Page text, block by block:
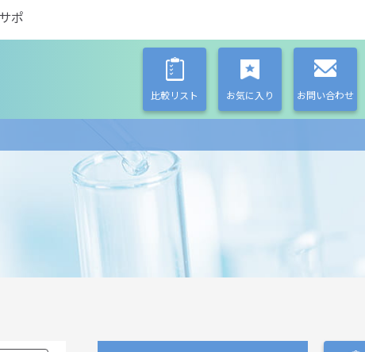
ポ
比較リスト お気に入り お問い合わせ